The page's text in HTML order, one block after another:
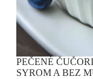
PEČENÉ
SYROM A BEZ